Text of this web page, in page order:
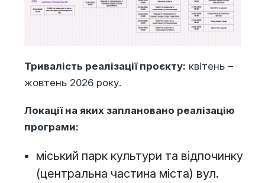
Тривалість реалізації проєкту: квітень –
жовтень 2026 року.
Локації на яких заплановано реалізацію
програми:
міський парк культури та відпочинку
(центральна частина міста) вул.